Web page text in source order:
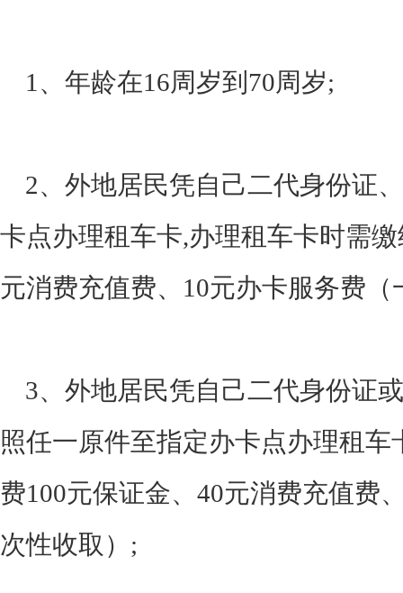
1、年龄在16周岁到70周岁;
2、外地居民凭自己二代身份证
卡点办理租车卡,办理租车卡时需
元消费充值费、10元办卡服务费（
3、外地居民凭自己二代身份证
照任一原件至指定办卡点办理租车
费100元保证金、40元消费充值费
次性收取）;